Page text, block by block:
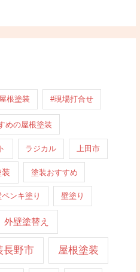
根塗装 #現場打合せ
めの屋根塗装
ラジカル 上田市
装 塗装おすすめ
ペンキ塗り 壁塗り
外壁塗替え
長野市 屋根塗装